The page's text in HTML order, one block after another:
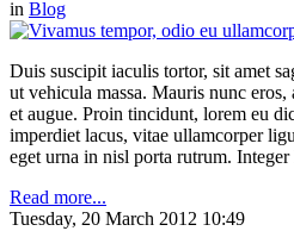
in Blog
Duis suscipit iaculis tortor, sit amet
ut vehicula massa. Mauris nunc
et augue. Proin tincidunt, lorem eu
imperdiet lacus, vitae ullamcorper
eget urna in nisl porta rutrum.
Read more...
Tuesday, 20 March 2012 10:49